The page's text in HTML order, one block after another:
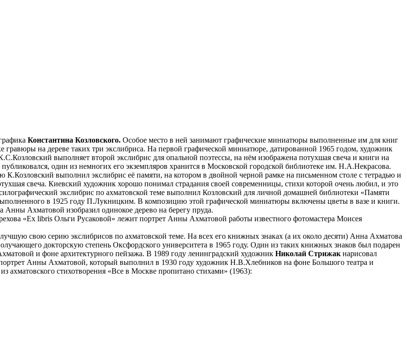
Константина Козловского. Особое место в ней занимают графические миниатюры выполненные им для книг
на дереве таких три экслибриса. На первой графической миниатюре, датированной 1965 годом, художник
выполняет второй экслибрис для опальной поэтессы, на нём изображена потухшая свеча и книги на
один из немногих его экземпляров хранится в Московской городской библиотеке им. Н.А.Некрасова.
выполнил экслибрис её памяти, на котором в двойной черной рамке на письменном столе с тетрадью и
свеча. Киевский художник хорошо понимал страдания своей современницы, стихи которой очень любил, и это
экслибрис по ахматовской теме выполнил Козловский для личной домашней библиотеки «Памяти
в 1925 году П.Лукницким. В композицию этой графической миниатюры включены цветы в вазе и книги.
Ахматовой изобразил одинокое дерево на берегу пруда.
«Ex libris Ольги Русаковой» лежит портрет Анны Ахматовой работы известного фотомастера Моисея
лучшую свою серию экслибрисов по ахматовской теме. На всех его книжных знаках (а их около десяти) Анна Ахматова
докторскую степень Оксфордского университета в 1965 году. Один из таких книжных знаков был подарен
и фоне архитектурного пейзажа. В 1989 году ленинградский художник Николай Стрижак нарисовал
Анны Ахматовой, который выполнил в 1930 году художник Н.В.Хлебников на фоне Большого театра и
ахматовского стихотворения «Все в Москве пропитано стихами» (1963):